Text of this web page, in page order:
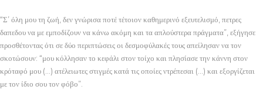
“Σ’ όλη μου τη ζωή, δεν γνώρισα ποτέ τέτοιον καθημερινό εξευτελισμό, πετρες
δαπεδου να με εμποδίζουν να κάνω ακόμη και τα απλούστερα πράγματα”, εξήγησε
προσθέτοντας ότι σε δύο περιπτώσεις οι δεσμοφύλακές τους απείλησαν να τον
σκοτώσουν: “μου κόλλησαν το κεφάλι στον τοίχο και πλησίασε την κάννη στον
κρόταφό μου (…) ατέλειωτες στιγμές κατά τις οποίες ντρέπεσαι (…) και εξοργίζεται
με τον ίδιο σου τον φόβο”.